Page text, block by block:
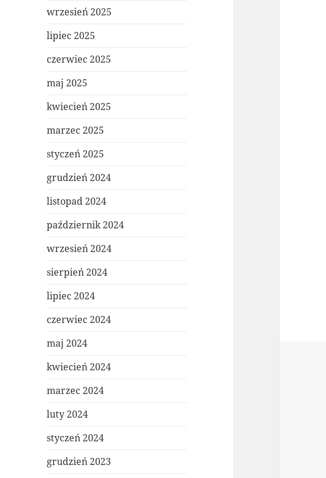
wrzesień 2025
lipiec 2025
czerwiec 2025
maj 2025
kwiecień 2025
marzec 2025
styczeń 2025
grudzień 2024
listopad 2024
październik 2024
wrzesień 2024
sierpień 2024
lipiec 2024
czerwiec 2024
maj 2024
kwiecień 2024
marzec 2024
luty 2024
styczeń 2024
grudzień 2023